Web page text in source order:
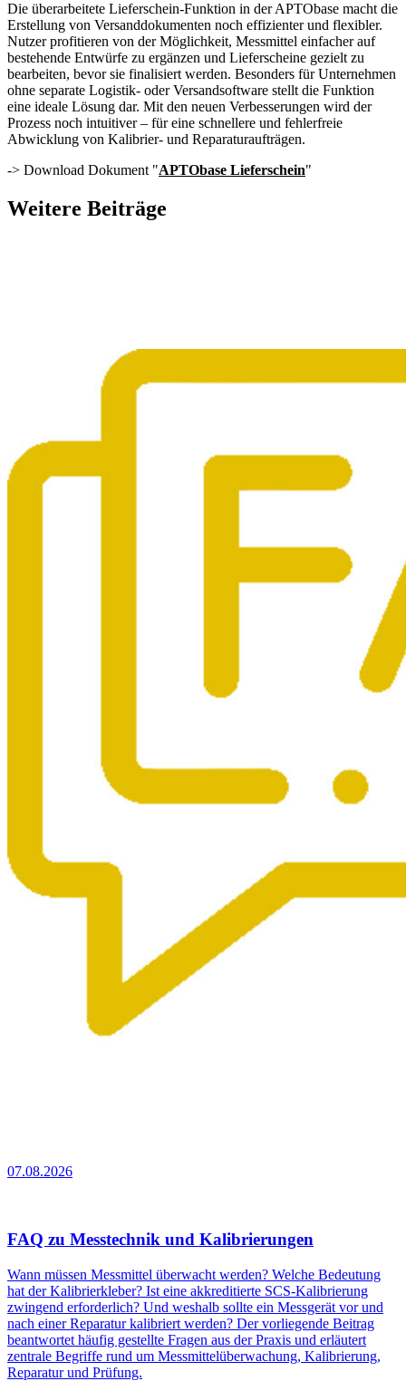
Die überarbeitete Lieferschein-Funktion in der APTObase macht die
Erstellung von Versanddokumenten noch effizienter und flexibler.
Nutzer profitieren von der Möglichkeit, Messmittel einfacher auf
bestehende Entwürfe zu ergänzen und Lieferscheine gezielt zu
bearbeiten, bevor sie finalisiert werden. Besonders für Unternehmen
ohne separate Logistik- oder Versandsoftware stellt die Funktion
eine ideale Lösung dar. Mit den neuen Verbesserungen wird der
Prozess noch intuitiver – für eine schnellere und fehlerfreie
Abwicklung von Kalibrier- und Reparaturaufträgen.
-> Download Dokument "APTObase Lieferschein"
Weitere Beiträge
07.08.2026
FAQ zu Messtechnik und Kalibrierungen
Wann müssen Messmittel überwacht werden? Welche Bedeutung
hat der Kalibrierkleber? Ist eine akkreditierte SCS-Kalibrierung
zwingend erforderlich? Und weshalb sollte ein Messgerät vor und
nach einer Reparatur kalibriert werden? Der vorliegende Beitrag
beantwortet häufig gestellte Fragen aus der Praxis und erläutert
zentrale Begriffe rund um Messmittelüberwachung, Kalibrierung,
Reparatur und Prüfung.